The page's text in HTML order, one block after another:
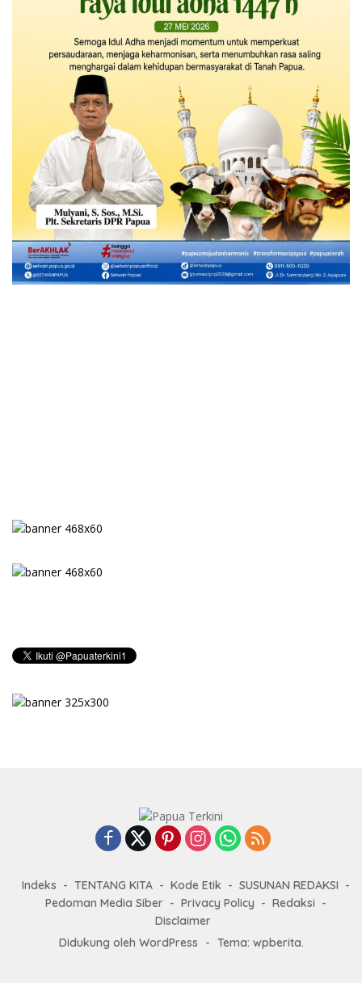
Indeks TENTANG KITA Kode Etik
SUSUNAN REDAKSI
Pedoman Media Siber
Privacy Policy
Redaksi
Disclaimer
Didukung oleh WordPress
- Tema: wpberita.